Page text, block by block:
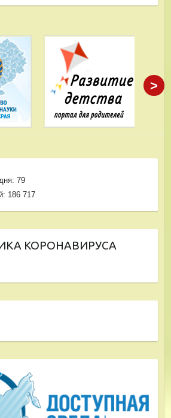
>
79
186 717
КОРОНАВИРУСА